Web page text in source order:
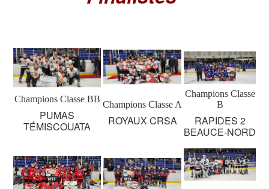
Champions Classe BB
PUMAS
TÉMISCOUATA
Champions Classe A
ROYAUX CRSA
Champions Classe
B
RAPIDES 2
BEAUCE-NORD